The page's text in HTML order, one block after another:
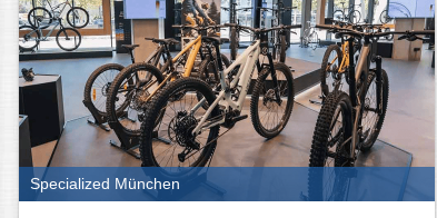
Specialized München